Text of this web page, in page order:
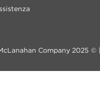
Company 2025 © |